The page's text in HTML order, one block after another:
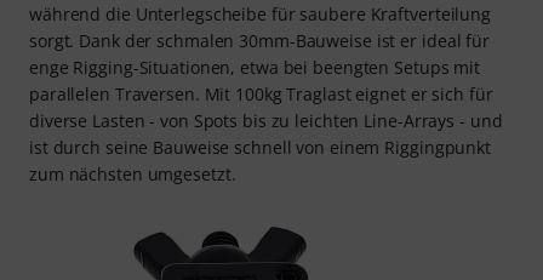
während die Unterlegscheibe für saubere Kraftverteilung
sorgt. Dank der schmalen 30mm-Bauweise ist er ideal für
enge Rigging-Situationen, etwa bei beengten Setups mit
parallelen Traversen. Mit 100kg Traglast eignet er sich für
diverse Lasten - von Spots bis zu leichten Line-Arrays - und
ist durch seine Bauweise schnell von einem Riggingpunkt
zum nächsten umgesetzt.